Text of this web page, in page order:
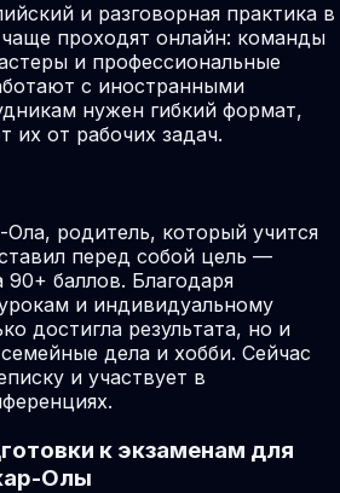
и разговорная практика в
проходят онлайн: команды
и профессиональные
с иностранными
нужен гибкий формат,
их от рабочих задач.
родитель, который учится
перед собой цель —
баллов. Благодаря
и индивидуальному
достигла результата, но и
дела и хобби. Сейчас
и участвует в
к экзаменам для
Олы